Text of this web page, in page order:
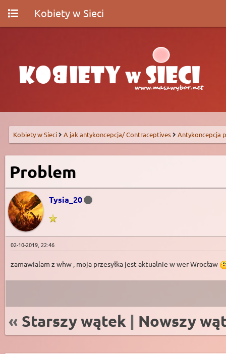
Kobiety w Sieci
Kobiety w Sieci A jak antykoncepcja/ Contraceptives Antykoncepcja
Problem
Tysia_20
02-10-2019, 22:46
zamawialam z whw , moja przesyłka jest aktualnie w wer Wrocław
« Starszy wątek | Nowszy